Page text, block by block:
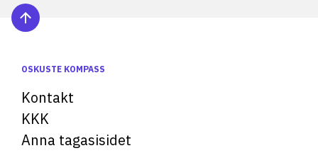
OSKUSTE KOMPASS
Kontakt
KKK
Anna tagasisidet